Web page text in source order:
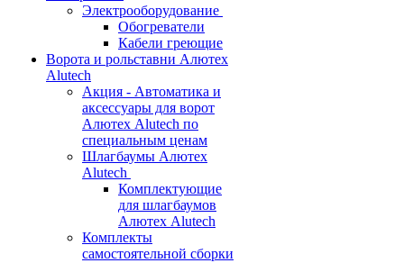
Электрооборудование
Обогреватели
Кабели греющие
Ворота и рольставни Алютех
Alutech
Акция - Автоматика и
аксессуары для ворот
Алютех Alutech по
специальным ценам
Шлагбаумы Алютех
Alutech
Комплектующие
для шлагбаумов
Алютех Alutech
Комплекты
самостоятельной сборки